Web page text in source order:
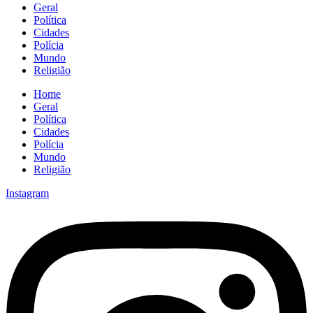
Geral
Política
Cidades
Polícia
Mundo
Religião
Home
Geral
Política
Cidades
Polícia
Mundo
Religião
Instagram